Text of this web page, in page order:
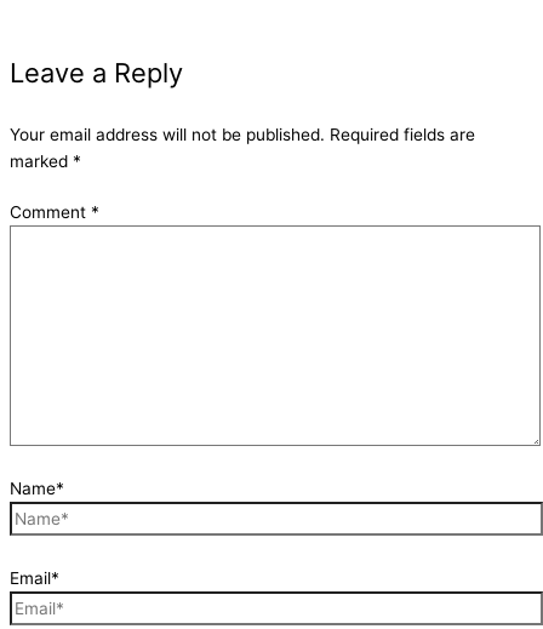
Leave a Reply
Your email address will not be published. Required fields are
marked *
Comment *
Name*
Email*